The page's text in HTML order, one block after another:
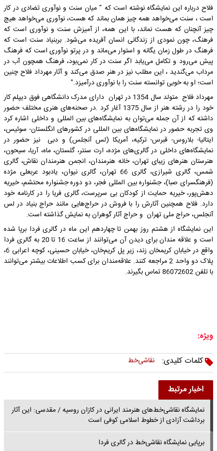
فلاح درباره این نمایشگاه نوشته است که " میان سنت و نوآوری تضادی در کار
است ، سنت می‌خواهد همه چیز همان بماند که هست، نوآوری می‌خواهد هیچ
چیز آنچنان که هست نماند، با این همه، از آمیزش سنت و نوآوری است که
فرهنگ، چون نمودی از زندگانی انسان آفریده می‌شود. بربنیاد سنت است که
فرهنگ در طول زمان یگانه و استوار می‌ماند و در پرتو نوآوری است که فرهنگ
پیش می‌رود و تکامل می‌یابد اگر سنت در کار نمی‌بود، فرهنگ همچون آب در
مرداب می‌گندید ، این مطلب نیز در هنر صدق می‌کند و آثار مهرداد فلاح چنین
است؛ او به خوبی توانسته سنت را با نوآوری درآمیزد."
مهرداد فلاح متولد سال 1354 در تهران دارای مدرک دانشگاهی فوق دیپلم کار
خود را در رشته هنر از سال 1375 آغار کرد .در صحنه‌های هنری مختلف حضور
داشته که از آن جمله می‌توان به نمایشگاه‌های بین المللی و داخلی اشاره کرد
وی تجربه حضور در نمایشگاه‌های بین المللی در کشورهای انگلستان- سوئیس،
ایتالیا- بلاروس- قبرس- ترکیه، آمریکا (لس آنجلس) و دبی نیز حضور در
نمایشگاه‌های داخلی در گالری‌های مژده، ارت سنتر، گلستان، ماه، آریا، سیحون،
هنرستان هنرهای زیبای تهران، خانه هنرمندان، انجمن هنرمندان نقاش، گالری
شمس، گالری شیرازی، گالری 66 تهران، گالری نیوان، یادبود عربعلی مژده
(فرهنگسرای صبا)، جشنواره بین المللی فجر، دو دوره جشنواره محتشم، خیریه
دهش‌پور، خیریه حمایت از کودکان بی سرپرست، گالری فریا را در کارنامه خود
دارد. فلاح همچنین آثارش را با فروش در حراج‌هایی مانند حراج بنیاد در لس
آنجلس، حراج ملی تهران و حراج آثار گوهران به نمایش گذاشته است.
این نمایشگاه از هشتم روز بهمن تا چهاردهم این ماه در گالری فردا برپا شده
است و علاقه مندان برای دیدن آن می‌توانند از ساعت 16 تا 20 به گالری فردا
واقع در خیابان کریمخان زند، زیر پل کریم‌خان، خیابان حسینی، کوچه اعرابی 6،
پلاک دو واحد 2 مراجعه کنند. علاقه‌مندان برای کسب اطلاعات بیشتر می‌توانند
با تلفن 86072602 تماس بگیرند.
ویژه:
کلمات کلیدی:
نقاشی‌خط
اخبار مرتبط
نمایشگاه نقاشی‌خط‌های هنرمند ایرانی در کازان روسیه / مقدسی: این آثار
برداشت آزادی از خطوط اسلامی کوفی است
برپایی نمایشگاه نقاشی‌خط در گالری فردا